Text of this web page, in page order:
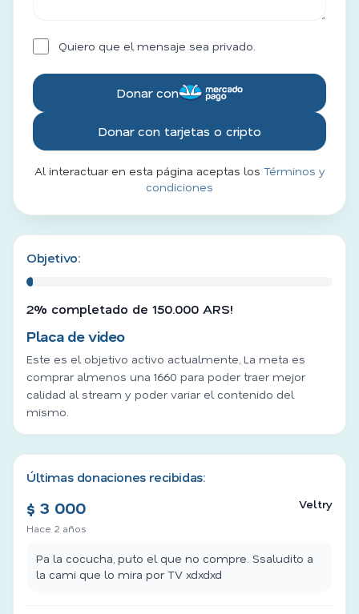
Quiero que el mensaje sea privado.
Donar con
Donar con tarjetas o cripto
Al interactuar en esta página aceptas los Términos y
condiciones
Objetivo:
2% completado de 150.000 ARS!
Placa de video
Este es el objetivo activo actualmente, La meta es
comprar almenos una 1660 para poder traer mejor
calidad al stream y poder variar el contenido del
mismo.
Últimas donaciones recibidas:
$ 3 000
Hace 2 años
Veltry
Pa la cocucha, puto el que no compre. Ssaludito a
la cami que lo mira por TV xdxdxd